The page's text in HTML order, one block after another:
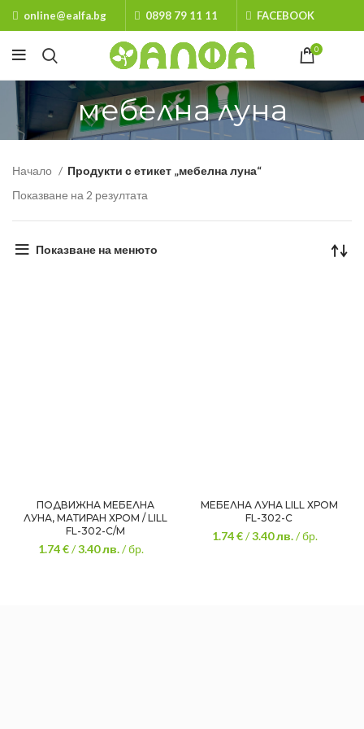
online@ealfa.bg 0898 79 11 11 FACEBOOK
0
мебелна луна
Начало
Продукти с етикет „мебелна луна“
Показване на 2 резултата
Показване на менюто
ПОДВИЖНА МЕБЕЛНА
ЛУНА, МАТИРАН ХРОМ / LILL
FL-302-C/M
1.74 €/3.40лв./ бр.
МЕБЕЛНА ЛУНА LILL ХРОМ
FL-302-C
1.74 €/3.40лв./ бр.